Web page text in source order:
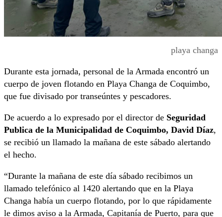
playa changa
Durante esta jornada, personal de la Armada encontró un
cuerpo de joven flotando en Playa Changa de Coquimbo,
que fue divisado por transeúntes y pescadores.
De acuerdo a lo expresado por el director de Seguridad
Publica de la Municipalidad de Coquimbo, David Díaz,
se recibió un llamado la mañana de este sábado alertando
el hecho.
“Durante la mañana de este día sábado recibimos un
llamado telefónico al 1420 alertando que en la Playa
Changa había un cuerpo flotando, por lo que rápidamente
le dimos aviso a la Armada, Capitanía de Puerto, para que